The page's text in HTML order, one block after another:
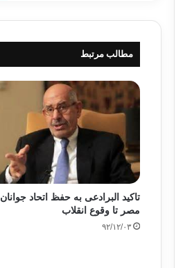
مطالب مرتبط
تاکید البرادعی به حفظ اتحاد جوانان
مصر تا وقوع انقلاب
۹۲/۱۲/۰۳